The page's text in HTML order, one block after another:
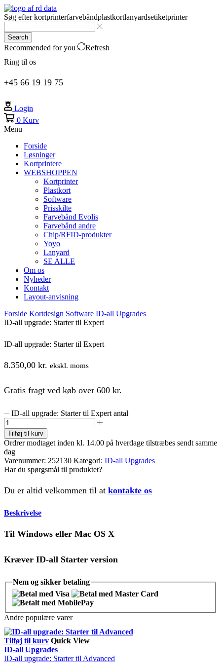
Søg efterkortprinterfarvebåndplastkortlanyardsetiketprinter
Search
Recommended for you
Refresh
Ring til os
+45 66 19 19 75
Login
0 Kurv
Menu
Forside
Løsninger
Kortprintere
WEBSHOPPEN
Kortprinter
Plastkort
Software
Prisskilte
Farvebånd Evolis
Farvebånd andre
Chip/RFID-produkter
Yoyo
Lanyard
SE ALLE
Om os
Nyheder
Kontakt
Layout-anvisning
Forside Kortdesign Software ID-all Upgrades
ID-all upgrade: Starter til Expert
ID-all upgrade: Starter til Expert
8.350,00 kr. ekskl. moms
Gratis fragt ved køb over 600 kr.
ID-all upgrade: Starter til Expert antal
Tilføj til kurv
Ordrer modtaget inden kl. 14.00 på hverdage tilstræbes sendt samme
dag
Varenummer: 252130 Kategori: ID-all Upgrades
Har du spørgsmål til produktet?
Du er altid velkommen til at kontakte os
Beskrivelse
Til Windows eller Mac OS X
Kræver ID-all Starter version
Nem og sikker betaling
Andre populære varer
Tilføj til kurv Quick View
ID-all Upgrades
ID-all upgrade: Starter til Advanced